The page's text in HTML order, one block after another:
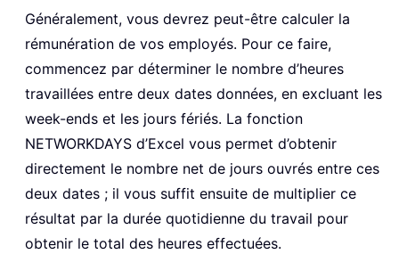
Généralement, vous devrez peut-être calculer la
rémunération de vos employés. Pour ce faire,
commencez par déterminer le nombre d’heures
travaillées entre deux dates données, en excluant les
week-ends et les jours fériés. La fonction
NETWORKDAYS d’Excel vous permet d’obtenir
directement le nombre net de jours ouvrés entre ces
deux dates ; il vous suffit ensuite de multiplier ce
résultat par la durée quotidienne du travail pour
obtenir le total des heures effectuées.